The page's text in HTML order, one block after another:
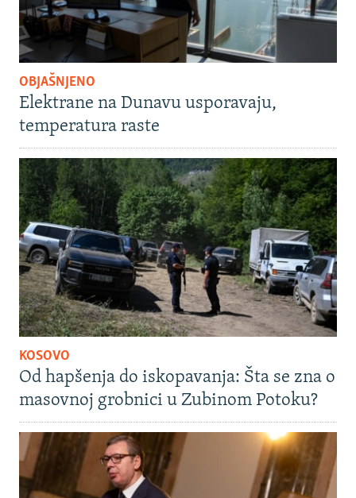
OBJAŠNJENO
Elektrane na Dunavu usporavaju,
temperatura raste
KOSOVO
Od hapšenja do iskopavanja: Šta se zna o
masovnoj grobnici u Zubinom Potoku?